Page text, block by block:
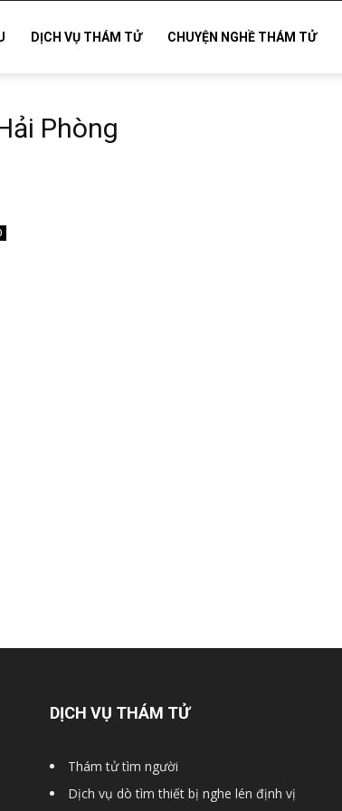
DỊCH VỤ THÁM TỬ CHUYỆN NGHỀ THÁM TỬ
Phòng
DỊCH VỤ THÁM TỬ
Thám tử tìm người
Dịch vụ dò tìm thiết bị nghe lén định vị